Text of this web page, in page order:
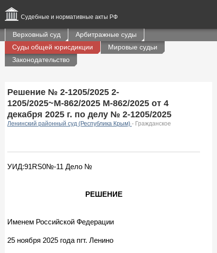
Судебные и нормативные акты РФ
Верховный суд
Арбитражные суды
Суды общей юрисдикции
Мировые судьи
Законодательство
Решение № 2-1205/2025 2-
1205/2025~М-862/2025 М-862/2025 от 4
декабря 2025 г. по делу № 2-1205/2025
Ленинский районный суд (Республика Крым) - Гражданское
УИД:91RS0№-11 Дело №
РЕШЕНИЕ
Именем Российской Федерации
25 ноября 2025 года пгт. Ленино